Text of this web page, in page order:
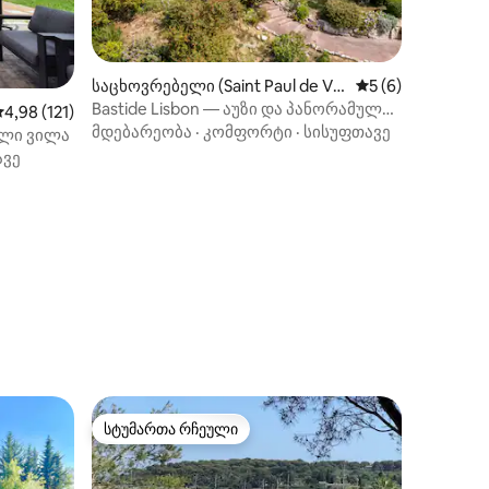
შეფასებაა 5‑დან 4,98, 121 მიმოხილვა
4,98 (121)
ვილა
საცხოვრებელი (Saint Paul de Ve
nce)
საშუალო
5 (6)
Bastide Lisbon — აუზი და პანორამული
ხედები
მდებარეობა · კომფორტი · სისუფთავე
სტუმართა რჩეული
სტუმართა რჩეული